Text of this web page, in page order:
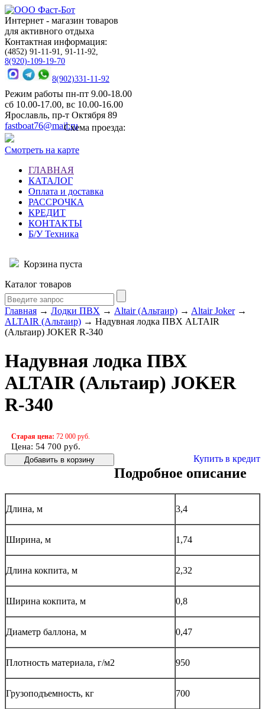
Интернет - магазин товаров
для активного отдыха
Контактная информация:
(4852) 91-11-91, 91-11-92,
8(920)-109-19-70
8(902)331-11-92
Режим работы пн-пт 9.00-18.00
сб 10.00-17.00, вс 10.00-16.00
Ярославль, пр-т Октября 89
fastboat76@mail.ruСхема проезда:
Смотреть на карте
ГЛАВНАЯ
КАТАЛОГ
Оплата и доставка
РАССРОЧКА
КРЕДИТ
КОНТАКТЫ
Б/У Техника
Корзина пуста
Каталог товаров
Главная → Лодки ПВХ → Altair (Альтаир) → Altair Joker→
ALTAIR (Альтаир) → Надувная лодка ПВХ ALTAIR
(Альтаир) JOKER R-340
Надувная лодка ПВХ
ALTAIR (Альтаир) JOKER
R-340
Старая цена: 72 000 руб.
Цена: 54 700 руб.
Купить в кредит
Подробное описание
Длина, м 3,4
Ширина, м 1,74
Длина кокпита, м 2,32
Ширина кокпита, м 0,8
Диаметр баллона, м 0,47
Плотность материала, г/м2 950
Грузоподъемность, кг 700